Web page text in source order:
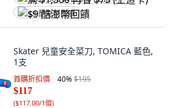
$9 酷澎幣回饋
Skater 兒童安全菜刀, TOMICA 藍色,
1支
首購折扣價 40%$195
$117
($117.00/1個)